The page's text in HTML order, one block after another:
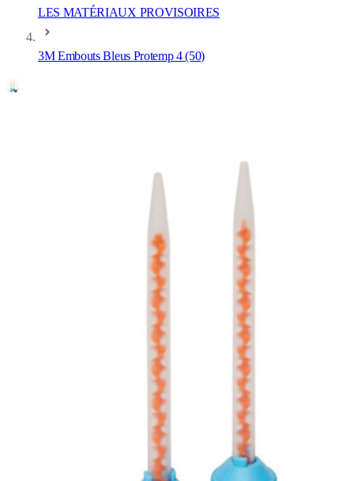
LES MATÉRIAUX PROVISOIRES
3M Embouts Bleus Protemp 4 (50)